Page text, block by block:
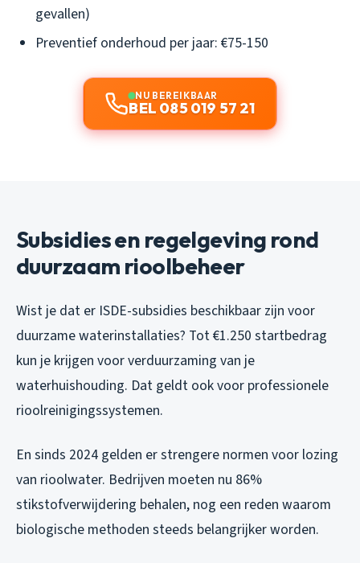
gevallen)
Preventief onderhoud per jaar: €75-150
NU BEREIKBAAR
BEL 085 019 57 21
Subsidies en regelgeving rond
duurzaam rioolbeheer
Wist je dat er ISDE-subsidies beschikbaar zijn voor
duurzame waterinstallaties? Tot €1.250 startbedrag
kun je krijgen voor verduurzaming van je
waterhuishouding. Dat geldt ook voor professionele
rioolreinigingssystemen.
En sinds 2024 gelden er strengere normen voor lozing
van rioolwater. Bedrijven moeten nu 86%
stikstofverwijdering behalen, nog een reden waarom
biologische methoden steeds belangrijker worden.